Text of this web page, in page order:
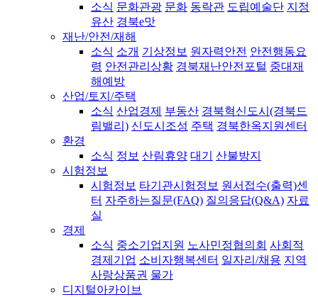
소식 문화관광 문화 동락관 도립예술단 지정
유산 경북e맛
재난/안전/재해
소식 소개 기상정보 원자력안전 안전행동요
령 안전관리상황 경북재난안전포털 중대재
해예방
산업/토지/주택
소식 산업경제 부동산 경북혁신도시(경북드
림밸리) 신도시조성 주택 경북한옥지원센터
환경
소식 정보 산림휴양 대기
산불방지
시험정보
시험정보 타기관시험정보 원서접수(출력)센
터 자주하는질문(FAQ) 질의응답(Q&A) 자료
실
경제
소식 중소기업지원 노사민정협의회 사회적
경제기업 소비자행복센터 일자리/채용 지역
사랑상품권 물가
디지털아카이브